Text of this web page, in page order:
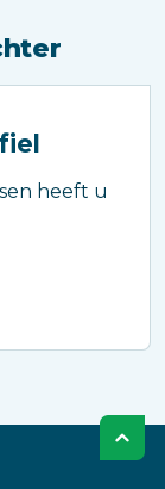
heeft u